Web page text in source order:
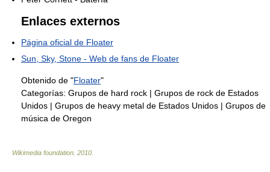
Enlaces externos
Página oficial de Floater
Sun, Sky, Stone - Web de fans de Floater
Obtenido de "Floater"
Categorías: Grupos de hard rock | Grupos de rock de Estados
Unidos | Grupos de heavy metal de Estados Unidos | Grupos de
música de Oregon
Wikimedia foundation 2010